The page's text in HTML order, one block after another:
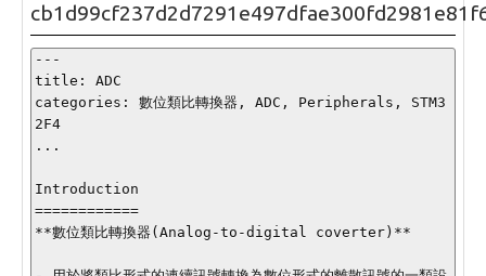
---
title: ADC
categories: 數位類比轉換器, ADC, Peripherals, STM3
2F4
...
Introduction
============
**數位類比轉換器(Analog-to-digital coverter)**